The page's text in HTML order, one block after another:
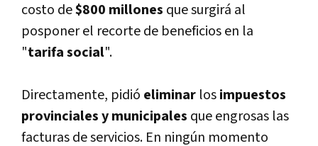
costo de$800 millones que surgirá al
posponer el recorte de beneficios en la
"tarifa social".
Directamente, pidió eliminar losimpuestos
provinciales y municipales que engrosas las
facturas de servicios. En ningún momento